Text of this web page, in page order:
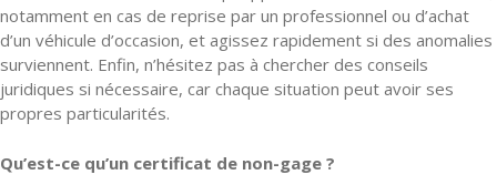
notamment en cas de reprise par un professionnel ou d’achat
d’un véhicule d’occasion, et agissez rapidement si des anomalies
surviennent. Enfin, n’hésitez pas à chercher des conseils
juridiques si nécessaire, car chaque situation peut avoir ses
propres particularités.
Qu’est-ce qu’un certificat de non-gage ?